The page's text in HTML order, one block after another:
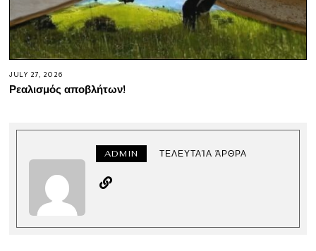
JULY 27, 2026
Ρεαλισμός αποβλήτων!
ADMIN ΤΕΛΕΥΤΑΊΑ ΆΡΘΡΑ